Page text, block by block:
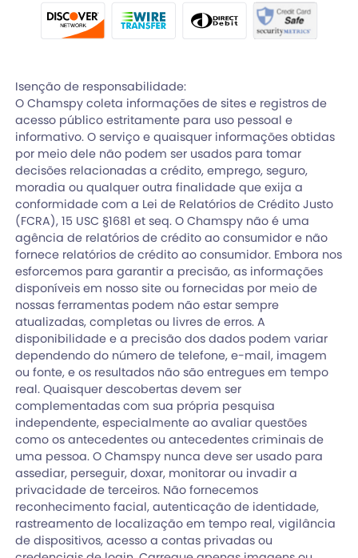
Isenção de responsabilidade:
O Chamspy coleta informações de sites e registros de
acesso público estritamente para uso pessoal e
informativo. O serviço e quaisquer informações obtidas
por meio dele não podem ser usados para tomar
decisões relacionadas a crédito, emprego, seguro,
moradia ou qualquer outra finalidade que exija a
conformidade com a Lei de Relatórios de Crédito Justo
(FCRA), 15 USC §1681 et seq. O Chamspy não é uma
agência de relatórios de crédito ao consumidor e não
fornece relatórios de crédito ao consumidor. Embora nos
esforcemos para garantir a precisão, as informações
disponíveis em nosso site ou fornecidas por meio de
nossas ferramentas podem não estar sempre
atualizadas, completas ou livres de erros. A
disponibilidade e a precisão dos dados podem variar
dependendo do número de telefone, e-mail, imagem
ou fonte, e os resultados não são entregues em tempo
real. Quaisquer descobertas devem ser
complementadas com sua própria pesquisa
independente, especialmente ao avaliar questões
como os antecedentes ou antecedentes criminais de
uma pessoa. O Chamspy nunca deve ser usado para
assediar, perseguir, doxar, monitorar ou invadir a
privacidade de terceiros. Não fornecemos
reconhecimento facial, autenticação de identidade,
rastreamento de localização em tempo real, vigilância
de dispositivos, acesso a contas privadas ou